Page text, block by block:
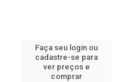
Faça seu login ou
cadastre-se para
ver preços e
comprar